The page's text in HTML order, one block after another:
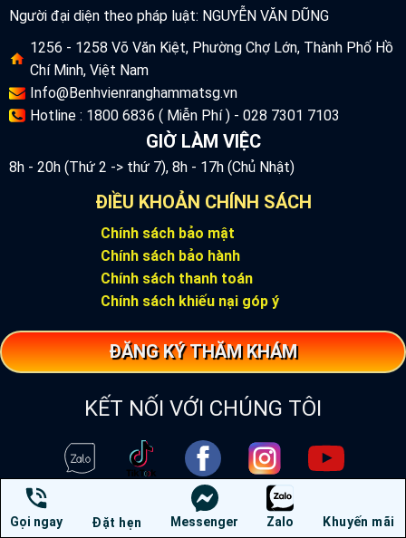
Người đại diện theo pháp luật: NGUYỄN VĂN DŨNG
1256 - 1258 Võ Văn Kiệt, Phường Chợ Lớn, Thành Phố Hồ
Chí Minh, Việt Nam
Info@Benhvienranghammatsg.vn
Hotline : 1800 6836 ( Miễn Phí ) - 028 7301 7103
GIỜ LÀM VIỆC
8h - 20h (Thứ 2 -> thứ 7), 8h - 17h (Chủ Nhật)
ĐIỀU KHOẢN CHÍNH SÁCH
Chính sách bảo mật
Chính sách bảo hành
Chính sách thanh toán
Chính sách khiếu nại góp ý
ĐĂNG KÝ THĂM KHÁM
KẾT NỐI VỚI CHÚNG TÔI
Gọi ngay Đặt hẹn Messenger Zalo Khuyến mãi